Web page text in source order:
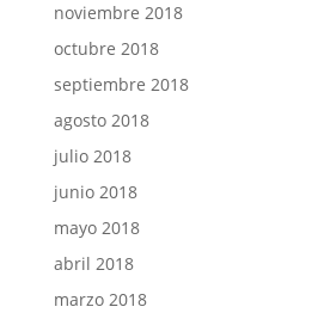
noviembre 2018
octubre 2018
septiembre 2018
agosto 2018
julio 2018
junio 2018
mayo 2018
abril 2018
marzo 2018